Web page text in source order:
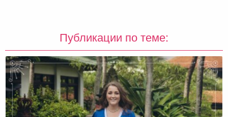
Публикации по теме: